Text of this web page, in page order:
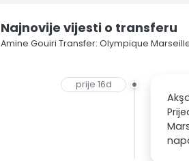
Najnovije vijesti o transferu
Amine Gouiri Transfer: Olympique
prije 16d